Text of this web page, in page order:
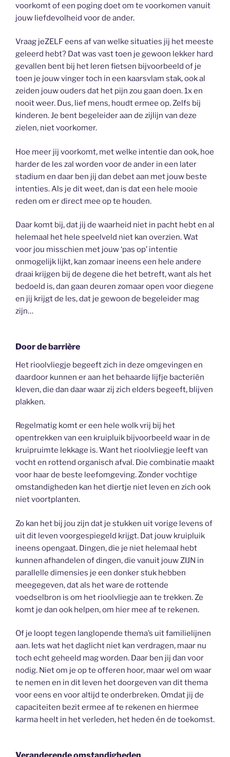
voorkomt of een poging doet om te voorkomen vanuit
jouw liefdevolheid voor de ander.
Vraag jeZELF eens af van welke situaties jij het meeste
geleerd hebt? Dat was vast toen je gewoon lekker hard
gevallen bent bij het leren fietsen bijvoorbeeld of je
toen je jouw vinger toch in een kaarsvlam stak, ook al
zeiden jouw ouders dat het pijn zou gaan doen. 1x en
nooit weer. Dus, lief mens, houdt ermee op. Zelfs bij
kinderen. Je bent begeleider aan de zijlijn van deze
zielen, niet voorkomer.
Hoe meer jij voorkomt, met welke intentie dan ook, hoe
harder de les zal worden voor de ander in een later
stadium en daar ben jij dan debet aan met jouw beste
intenties. Als je dit weet, dan is dat een hele mooie
reden om er direct mee op te houden.
Daar komt bij, dat jij de waarheid niet in pacht hebt en al
helemaal het hele speelveld niet kan overzien. Wat
voor jou misschien met jouw ‘pas op’ intentie
onmogelijk lijkt, kan zomaar ineens een hele andere
draai krijgen bij de degene die het betreft, want als het
bedoeld is, dan gaan deuren zomaar open voor diegene
en jij krijgt de les, dat je gewoon de begeleider mag
zijn…
Door de barrière
Het rioolvliegje begeeft zich in deze omgevingen en
daardoor kunnen er aan het behaarde lijfje bacteriën
kleven, die dan daar waar zij zich elders begeeft, blijven
plakken.
Regelmatig komt er een hele wolk vrij bij het
opentrekken van een kruipluik bijvoorbeeld waar in de
kruipruimte lekkage is. Want het rioolvliegje leeft van
vocht en rottend organisch afval. Die combinatie maakt
voor haar de beste leefomgeving. Zonder vochtige
omstandigheden kan het diertje niet leven en zich ook
niet voortplanten.
Zo kan het bij jou zijn dat je stukken uit vorige levens of
uit dit leven voorgespiegeld krijgt. Dat jouw kruipluik
ineens opengaat. Dingen, die je niet helemaal hebt
kunnen afhandelen of dingen, die vanuit jouw ZIJN in
parallelle dimensies je een donker stuk hebben
meegegeven, dat als het ware de rottende
voedselbron is om het rioolvliegje aan te trekken. Ze
komt je dan ook helpen, om hier mee af te rekenen.
Of je loopt tegen langlopende thema’s uit familielijnen
aan. Iets wat het daglicht niet kan verdragen, maar nu
toch echt geheeld mag worden. Daar ben jij dan voor
nodig. Niet om je op te offeren hoor, maar wel om waar
te nemen en in dit leven het doorgeven van dit thema
voor eens en voor altijd te onderbreken. Omdat jij de
capaciteiten bezit ermee af te rekenen en hiermee
karma heelt in het verleden, het heden én de toekomst.